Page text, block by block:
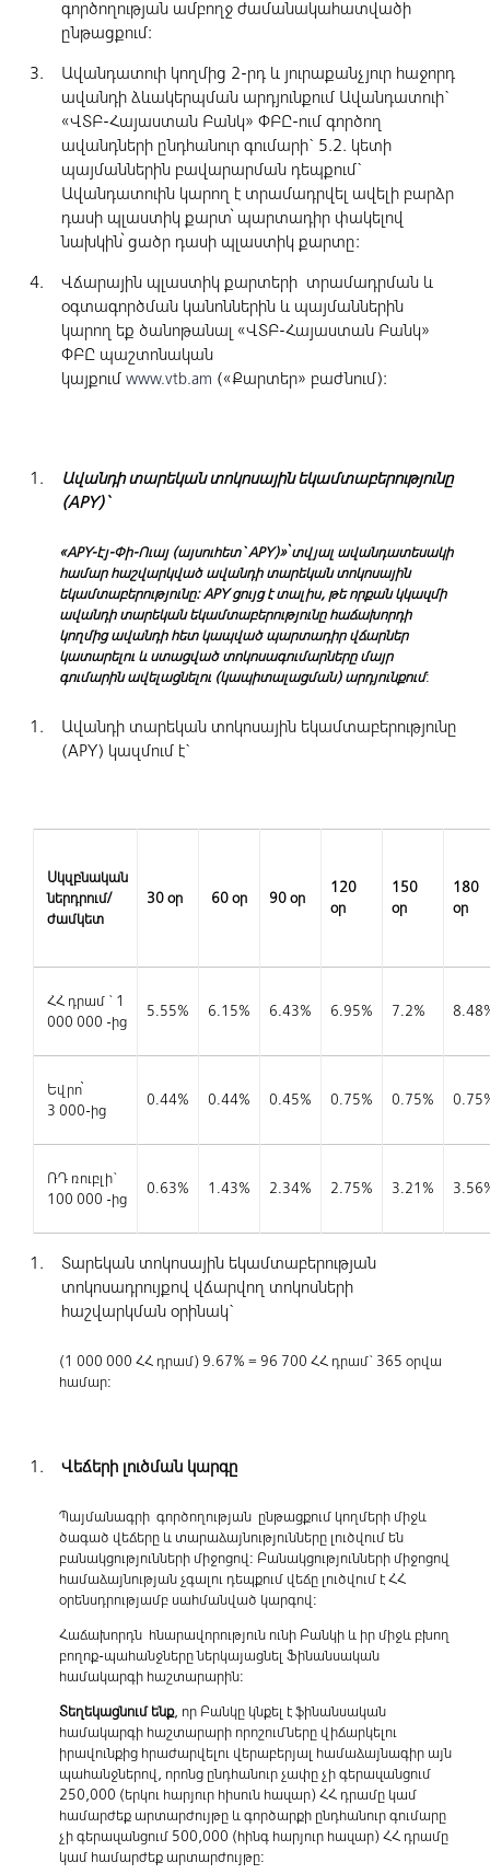
գործողության ամբողջ ժամանակահատվածի
ընթացքում:
Ավանդատուի կողմից 2-րդ և յուրաքանչյուր հաջորդ
ավանդի ձևակերպման արդյունքում Ավանդատուի`
«ՎՏԲ-Հայաստան Բանկ» ՓԲԸ-ում գործող
ավանդների ընդհանուր գումարի` 5.2. կետի
պայմաններին բավարարման դեպքում`
Ավանդատուին կարող է տրամադրվել ավելի բարձր
դասի պլաստիկ քարտ՝ պարտադիր փակելով
նախկին՝ ցածր դասի պլաստիկ քարտը:
Վճարային պլաստիկ քարտերի տրամադրման և
օգտագործման կանոններին և պայմաններին
կարող եք ծանոթանալ «ՎՏԲ-Հայաստան Բանկ»
ՓԲԸ պաշտոնական
կայքում www.vtb.am («Քարտեր» բաժնում):
Ավանդի տարեկան տոկոսային եկամտաբերությունը
(APY)`
«APY-Էյ-Փի-Ուայ (այսուհետ` APY)»՝ տվյալ ավանդատեսակի
համար հաշվարկված ավանդի տարեկան տոկոսային
եկամտաբերությունը: APY ցույց է տալիս, թե որքան կկազմի
ավանդի տարեկան եկամտաբերությունը հաճախորդի
կողմից ավանդի հետ կապված պարտադիր վճարներ
կատարելու և ստացված տոկոսագումարները մայր
գումարին ավելացնելու (կապիտալացման) արդյունքում:
Ավանդի տարեկան տոկոսային եկամտաբերությունը
(APY) կազմում է`
Սկզբնական
ներդրում/
ժամկետ
30 օր 60 օր 90 օր
120
օր
150
օր
180
օր
ՀՀ դրամ ` 1
000 000 -ից
5.55% 6.15% 6.43% 6.95% 7.2%
Եվրո՝
3 000-ից
0.44% 0.44% 0.45% 0.75% 0.75%
ՌԴ ռուբլի`
100 000 -ից
0.63% 1.43% 2.34% 2.75% 3.21%
Տարեկան տոկոսային եկամտաբերության
տոկոսադրույքով վճարվող տոկոսների
հաշվարկման օրինակ`
(1 000 000 ՀՀ դրամ) 9.67% = 96 700 ՀՀ դրամ` 365 օրվա
համար:
Վեճերի լուծման կարգը
Պայմանագրի գործողության ընթացքում կողմերի միջև
ծագած վեճերը և տարաձայնությունները լուծվում են
բանակցությունների միջոցով: Բանակցությունների միջոցով
համաձայնության չգալու դեպքում վեճը լուծվում է ՀՀ
օրենսդրությամբ սահմանված կարգով:
Հաճախորդն հնարավորություն ունի Բանկի և իր միջև բխող
բողոք-պահանջները ներկայացնել Ֆինանսական
համակարգի հաշտարարին:
Տեղեկացնում ենք, որ Բանկը կնքել է ֆինանսական
համակարգի հաշտարարի որոշումները վիճարկելու
իրավունքից հրաժարվելու վերաբերյալ համաձայնագիր այն
պահանջներով, որոնց ընդհանուր չափը չի գերազանցում
250,000 (երկու հարյուր հիսուն հազար) ՀՀ դրամը կամ
համարժեք արտարժույթը և գործարքի ընդհանուր գումարը
չի գերազանցում 500,000 (հինգ հարյուր հազար) ՀՀ դրամը
կամ համարժեք արտարժույթը: